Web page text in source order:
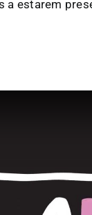
a estarem